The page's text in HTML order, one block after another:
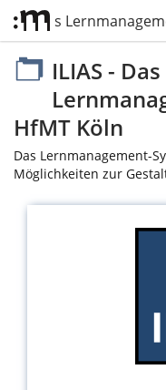
- Das
ILIAS - Das
HfMT Köln
Das Lernmanagement-
Möglichkeiten zur